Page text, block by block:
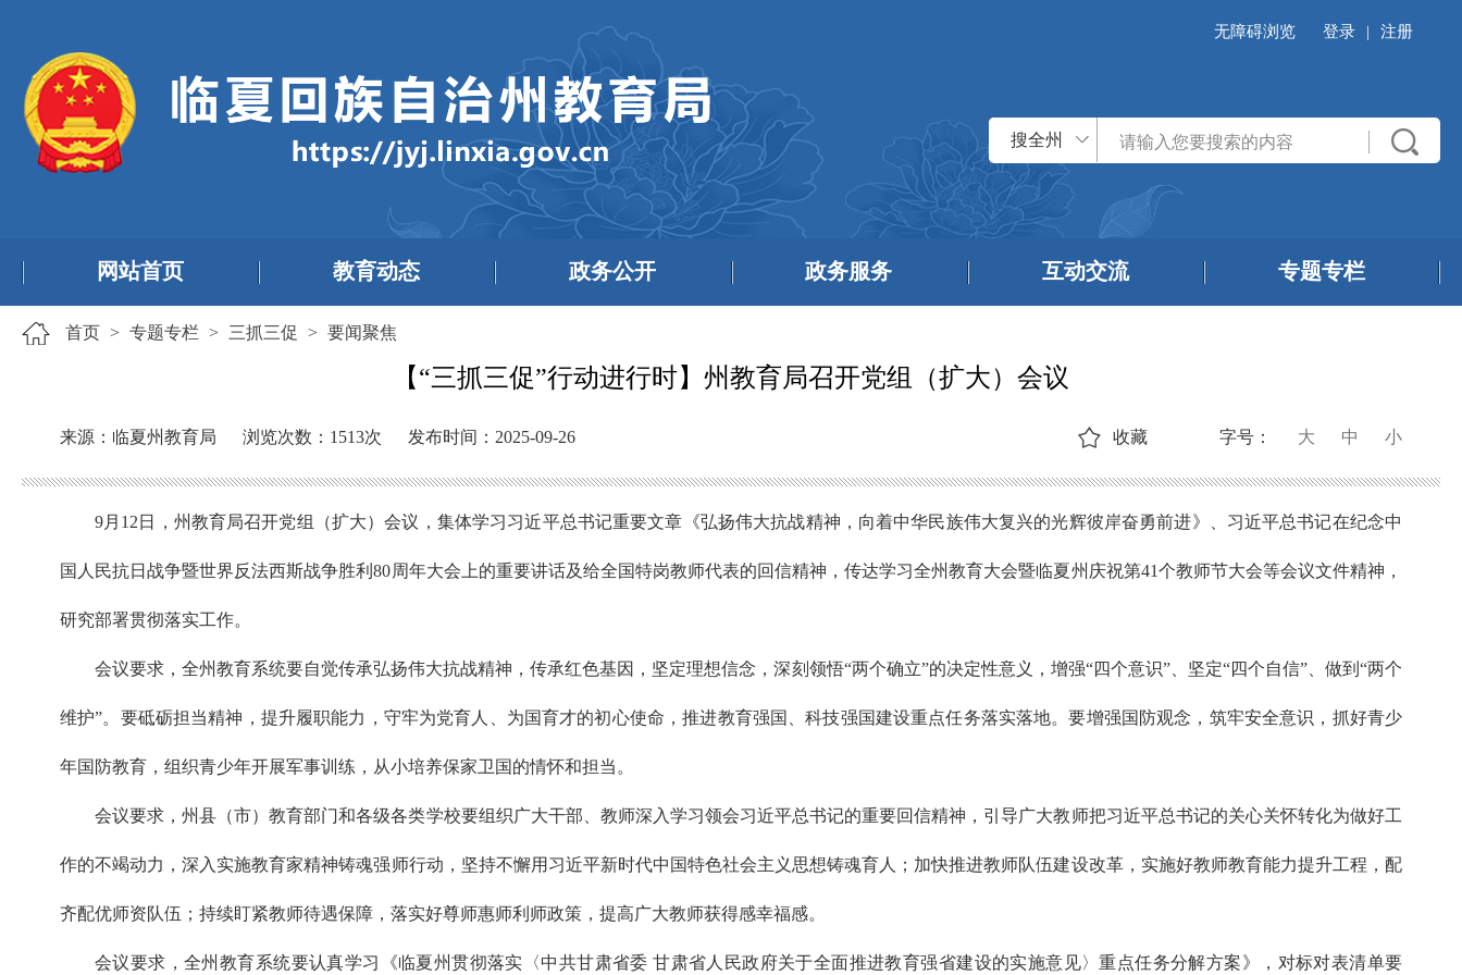
无障碍浏览 登录 | 注册
搜全州
网站首页 教育动态 政务公开 政务服务 互动交流 专题专栏
首页 > 专题专栏 > 三抓三促 > 要闻聚焦
【“三抓三促”行动进行时】州教育局召开党组（扩大）会议
来源：临夏州教育局 浏览次数： 1513次 发布时间：2025-09-26 字号： 大 中 小
收藏
9月12日，州教育局召开党组（扩大）会议，集体学习习近平总书记重要文章《弘扬伟大抗战精神，向着中华民族伟大复兴的光辉彼岸奋勇前进》、习近平总书记在纪念中
国人民抗日战争暨世界反法西斯战争胜利80周年大会上的重要讲话及给全国特岗教师代表的回信精神，传达学习全州教育大会暨临夏州庆祝第41个教师节大会等会议文件精神，
研究部署贯彻落实工作。
会议要求，全州教育系统要自觉传承弘扬伟大抗战精神，传承红色基因，坚定理想信念，深刻领悟“两个确立”的决定性意义，增强“四个意识”、坚定“四个自信”、做到“两个
维护”。要砥砺担当精神，提升履职能力，守牢为党育人、为国育才的初心使命，推进教育强国、科技强国建设重点任务落实落地。要增强国防观念，筑牢安全意识，抓好青少
年国防教育，组织青少年开展军事训练，从小培养保家卫国的情怀和担当。
会议要求，州县（市）教育部门和各级各类学校要组织广大干部、教师深入学习领会习近平总书记的重要回信精神，引导广大教师把习近平总书记的关心关怀转化为做好工
作的不竭动力，深入实施教育家精神铸魂强师行动，坚持不懈用习近平新时代中国特色社会主义思想铸魂育人；加快推进教师队伍建设改革，实施好教师教育能力提升工程，配
齐配优师资队伍；持续盯紧教师待遇保障，落实好尊师惠师利师政策，提高广大教师获得感幸福感。
会议要求，全州教育系统要认真学习《临夏州贯彻落实〈中共甘肃省委 甘肃省人民政府关于全面推进教育强省建设的实施意见〉重点任务分解方案》，对标对表清单要